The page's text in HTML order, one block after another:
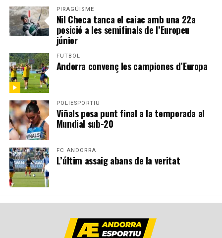
PIRAGÜISME
Nil Checa tanca el caiac amb una 22a
posició a les semifinals de l’Europeu
júnior
FUTBOL
Andorra convenç les campiones d’Europa
POLIESPORTIU
Viñals posa punt final a la temporada al
Mundial sub-20
FC ANDORRA
L’últim assaig abans de la veritat